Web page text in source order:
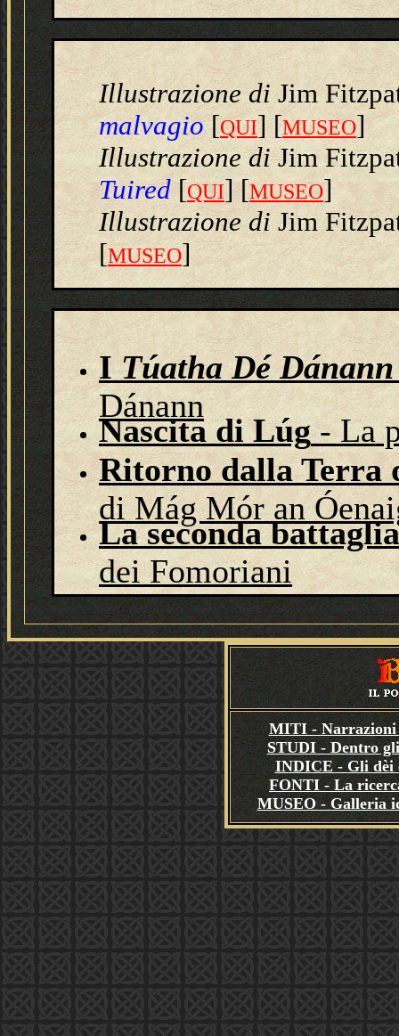
Illustrazione di Jim
malvagio[QUI] [MUSEO]
IllustrazionediJim
Tuired[QUI] [MUSEO]
Illustrazione di Jim
[MUSEO]
ITúatha Dé Dánann
Dánann
Nascita di Lúg- La
Ritorno dalla Terra
di Mág Mór an
La seconda
dei Fomoriani
MITI - Narrazioni
STUDI - Dentro
INDICE - Gli dèi
FONTI - La
MUSEO - Galleria